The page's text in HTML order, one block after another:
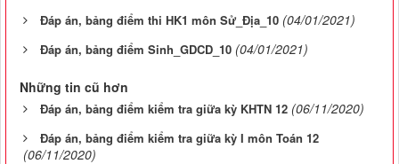
Đáp án, bảng điểm thi HK1 môn Sử_Địa_10 (04/01/2021)
Đáp án, bảng điểm Sinh_GDCD_10 (04/01/2021)
Những tin cũ hơn
Đáp án, bảng điểm kiểm tra giữa kỳ KHTN 12 (06/11/2020)
Đáp án, bảng điểm kiểm tra giữa kỳ I môn Toán 12
(06/11/2020)